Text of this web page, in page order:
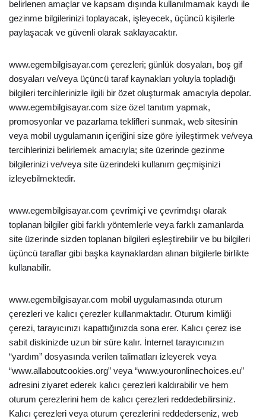
belirlenen amaçlar ve kapsam dışında kullanılmamak kaydı ile
gezinme bilgilerinizi toplayacak, işleyecek, üçüncü kişilerle
paylaşacak ve güvenli olarak saklayacaktır.
www.egembilgisayar.com çerezleri; günlük dosyaları, boş gif
dosyaları ve/veya üçüncü taraf kaynakları yoluyla topladığı
bilgileri tercihlerinizle ilgili bir özet oluşturmak amacıyla depolar.
www.egembilgisayar.com size özel tanıtım yapmak,
promosyonlar ve pazarlama teklifleri sunmak, web sitesinin
veya mobil uygulamanın içeriğini size göre iyileştirmek ve/veya
tercihlerinizi belirlemek amacıyla; site üzerinde gezinme
bilgilerinizi ve/veya site üzerindeki kullanım geçmişinizi
izleyebilmektedir.
www.egembilgisayar.com çevrimiçi ve çevrimdışı olarak
toplanan bilgiler gibi farklı yöntemlerle veya farklı zamanlarda
site üzerinde sizden toplanan bilgileri eşleştirebilir ve bu bilgileri
üçüncü taraflar gibi başka kaynaklardan alınan bilgilerle birlikte
kullanabilir.
www.egembilgisayar.com mobil uygulamasında oturum
çerezleri ve kalıcı çerezler kullanmaktadır. Oturum kimliği
çerezi, tarayıcınızı kapattığınızda sona erer. Kalıcı çerez ise
sabit diskinizde uzun bir süre kalır. İnternet tarayıcınızın
“yardım” dosyasında verilen talimatları izleyerek veya
“www.allaboutcookies.org” veya “www.youronlinechoices.eu”
adresini ziyaret ederek kalıcı çerezleri kaldırabilir ve hem
oturum çerezlerini hem de kalıcı çerezleri reddedebilirsiniz.
Kalıcı çerezleri veya oturum çerezlerini reddederseniz, web